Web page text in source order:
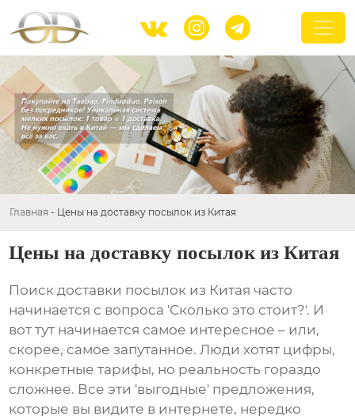
  
Главная - Цены на доставку посылок из Китая
Цены на доставку посылок из Китая
Поискдоставки посылок из Китая часто
начинается с вопроса 'Сколько это стоит?'. И
вот тут начинается самое интересное – или,
скорее, самое запутанное. Люди хотят цифры,
конкретные тарифы, но реальность гораздо
сложнее. Все эти 'выгодные' предложения,
которые вы видите в интернете, нередко